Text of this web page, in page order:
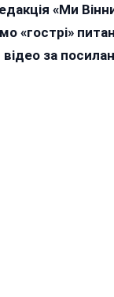
«Ми
«гострі»
за